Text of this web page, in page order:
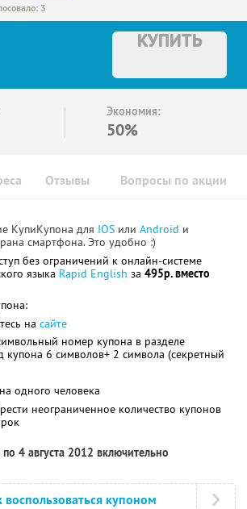
3
КУПИТЬ
Экономия:
50%
Отзывы Вопросы по акции
КупиКупона для IOS или Android и
смартфона. Это удобно :)
без ограничений к онлайн-системе
языка Rapid English за 495р. вместо
на сайте
номер купона в разделе
6 символов+ 2 символа (секретный
одного человека
неограниченное количество купонов
4 августа 2012 включительно
воспользоваться купоном